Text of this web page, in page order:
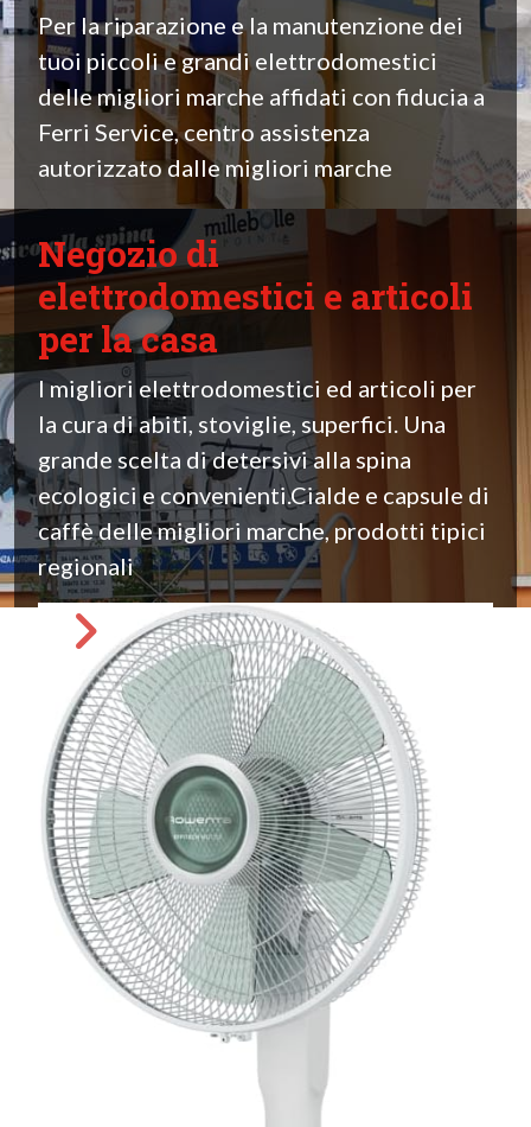
Per la riparazione e la manutenzione dei
tuoi piccoli e grandi elettrodomestici
delle migliori marche affidati con fiducia a
Ferri Service, centro assistenza
autorizzato dalle migliori marche
Negozio di
elettrodomestici e articoli
per la casa
I migliori elettrodomestici ed articoli per
la cura di abiti, stoviglie, superfici. Una
grande scelta di detersivi alla spina
ecologici e convenienti.Cialde e capsule di
caffè delle migliori marche, prodotti tipici
regionali